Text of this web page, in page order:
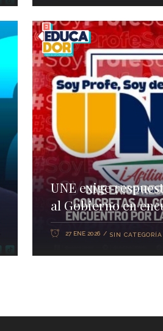
UNE exige
al Gobierno en
27 ENE 2026 SIN CATEGORÍA